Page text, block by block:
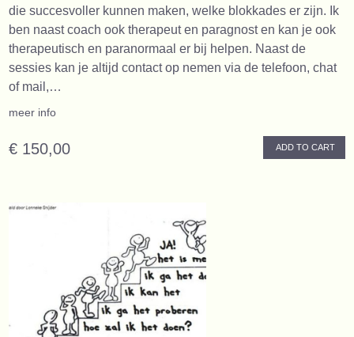
die succesvoller kunnen maken, welke blokkades er zijn. Ik
ben naast coach ook therapeut en paragnost en kan je ook
therapeutisch en paranormaal er bij helpen. Naast de
sessies kan je altijd contact op nemen via de telefoon, chat
of mail,…
meer info
€ 150,00 ADD TO CART